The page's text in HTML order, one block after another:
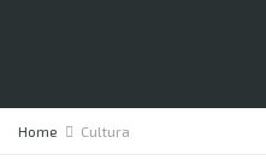
Home Cultura